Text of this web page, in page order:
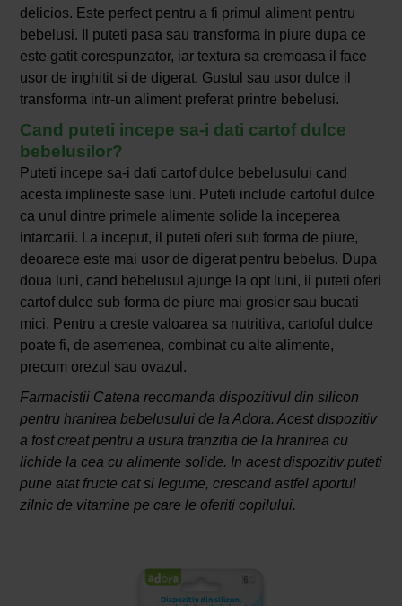
delicios. Este perfect pentru a fi primul aliment pentru
bebelusi. Il puteti pasa sau transforma in piure dupa ce
este gatit corespunzator, iar textura sa cremoasa il face
usor de inghitit si de digerat. Gustul sau usor dulce il
transforma intr-un aliment preferat printre bebelusi.
Cand puteti incepe sa-i dati cartof dulce
bebelusilor?
Puteti incepe sa-i dati cartof dulce bebelusului cand
acesta implineste sase luni. Puteti include cartoful dulce
ca unul dintre primele alimente solide la inceperea
intarcarii. La inceput, il puteti oferi sub forma de piure,
deoarece este mai usor de digerat pentru bebelus. Dupa
doua luni, cand bebelusul ajunge la opt luni, ii puteti oferi
cartof dulce sub forma de piure mai grosier sau bucati
mici. Pentru a creste valoarea sa nutritiva, cartoful dulce
poate fi, de asemenea, combinat cu alte alimente,
precum orezul sau ovazul.
Farmacistii Catena recomanda dispozitivul din silicon
pentru hranirea bebelusului de la Adora. Acest dispozitiv
a fost creat pentru a usura tranzitia de la hranirea cu
lichide la cea cu alimente solide. In acest dispozitiv puteti
pune atat fructe cat si legume, crescand astfel aportul
zilnic de vitamine pe care le oferiti copilului.